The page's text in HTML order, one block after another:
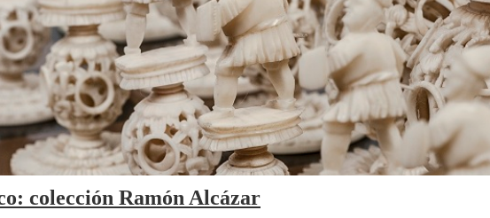
colección Ramón Alcázar